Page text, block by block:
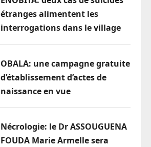
étranges alimentent les
interrogations dans le village
OBALA: une campagne gratuite
d’établissement d’actes de
naissance en vue
Nécrologie: le Dr ASSOUGUENA
FOUDA Marie Armelle sera